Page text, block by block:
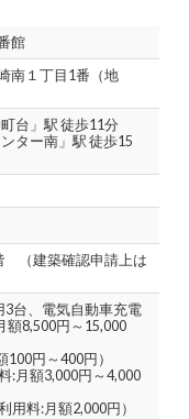
館
南１丁目1番（地
台」駅 徒歩11分
ター南」駅 徒歩15
（建築確認申請上は
台、電気自動車充電
額8,500円～15,000
円～400円）
:月額3,000円～4,000
用料:月額2,000円）